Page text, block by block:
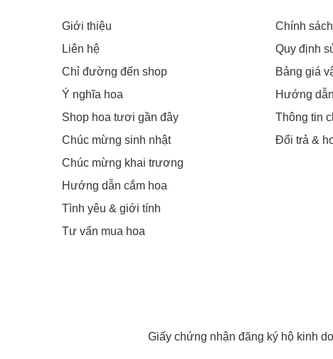
Giới thiệu
Liên hệ
Chỉ đường đến shop
Ý nghĩa hoa
Shop hoa tươi gần đây
Chúc mừng sinh nhật
Chúc mừng khai trương
Hướng dẫn cắm hoa
Tình yêu & giới tính
Tư vấn mua hoa
Chính
Quy định
Bảng giá
Hướng
Thông tin
Đổi trả &
Giấy chứng nhận đăng ký hộ kinh